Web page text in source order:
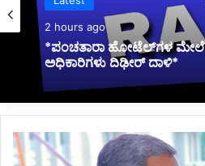
Politics
3 hours ago
*ಡಿಕೆಶಿ ಸಂಪುಟಕ್ಕೆ ಮಿನಿ ಸರ್ಜರಿ?*
*ಉಗ್ರರ
ದಾಳಿಯಲ್ಲಿ